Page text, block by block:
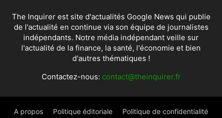
The Inquirer est site d'actualités Google News qui publie
de l'actualité en continue via son équipe de journalistes
indépendants. Notre média indépendant veille sur
l'actualité de la finance, la santé, l'économie et bien
d'autres thématiques !
Contactez-nous: contact@theinquirer.fr
A propos Politique éditoriale Politique de confidentialité